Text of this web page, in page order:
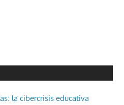
la cibercrisis educativa